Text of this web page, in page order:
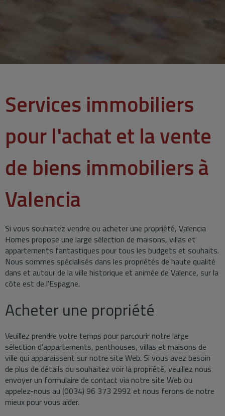
Services immobiliers
pour l'achat et la vente
de biens immobiliers à
Valencia
Si vous souhaitez vendre ou acheter une propriété, Valencia
Homes propose une large sélection de maisons, villas et
appartements fantastiques pour tous les budgets et souhaits.
Nous sommes spécialisés dans les propriétés de haute qualité
dans et autour de la ville historique et animée de Valence, sur la
côte est de l'Espagne.
Acheter une propriété
Veuillez prendre votre temps pour parcourir notre large
sélection d'appartements, penthouses, villas et maisons de
ville qui apparaissent sur notre site Web. Si vous avez besoin
de plus de détails ou souhaitez voir la propriété, veuillez nous
envoyer un formulaire de contact via notre site Web ou
appelez-nous au (0034) 96 373 2992 et nous ferons de notre
mieux pour vous aider.